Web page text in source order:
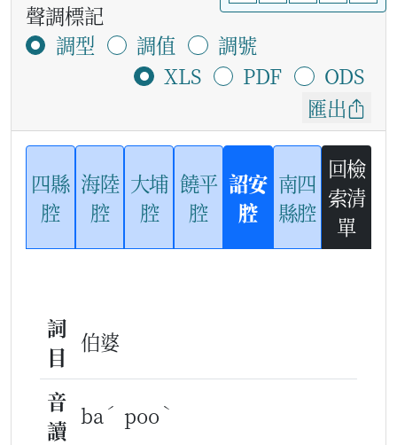
聲調標記
調型
調值
調號
XLS
PDF
ODS
匯出
四縣
腔
海陸
腔
大埔
腔
饒平
腔
詔安
腔
南四
縣腔
回檢
索清
單
詞
目
伯婆
音
讀
ba ˊ poo ˋ